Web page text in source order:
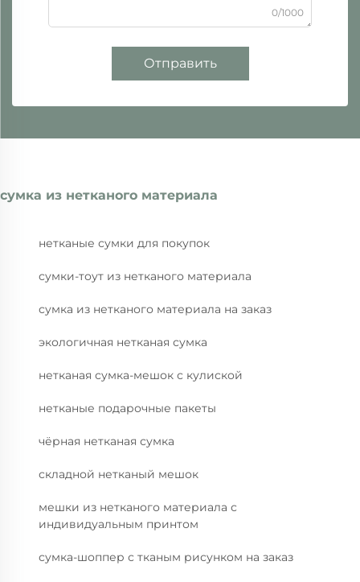
0/1000
Отправить
сумка из нетканого материала
нетканые сумки для покупок
сумки-тоут из нетканого материала
сумка из нетканого материала на заказ
экологичная нетканая сумка
нетканая сумка-мешок с кулиской
нетканые подарочные пакеты
чёрная нетканая сумка
складной нетканый мешок
мешки из нетканого материала с
индивидуальным принтом
сумка-шоппер с тканым рисунком на заказ